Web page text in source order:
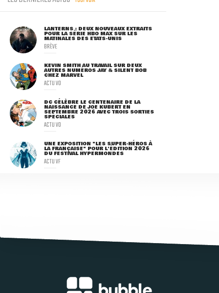
LANTERNS : DEUX NOUVEAUX EXTRAITS
POUR LA SÉRIE HBO MAX SUR LES
MATINALES DES ETATS-UNIS
BRÈVE
KEVIN SMITH AU TRAVAIL SUR DEUX
AUTRES NUMÉROS JAY & SILENT BOB
CHEZ MARVEL
ACTU VO
DC CÉLÈBRE LE CENTENAIRE DE LA
NAISSANCE DE JOE KUBERT EN
SEPTEMBRE 2026 AVEC TROIS SORTIES
SPÉCIALES
ACTU VO
UNE EXPOSITION "LES SUPER-HÉROS À
LA FRANÇAISE" POUR L'ÉDITION 2026
DU FESTIVAL HYPERMONDES
ACTU VF